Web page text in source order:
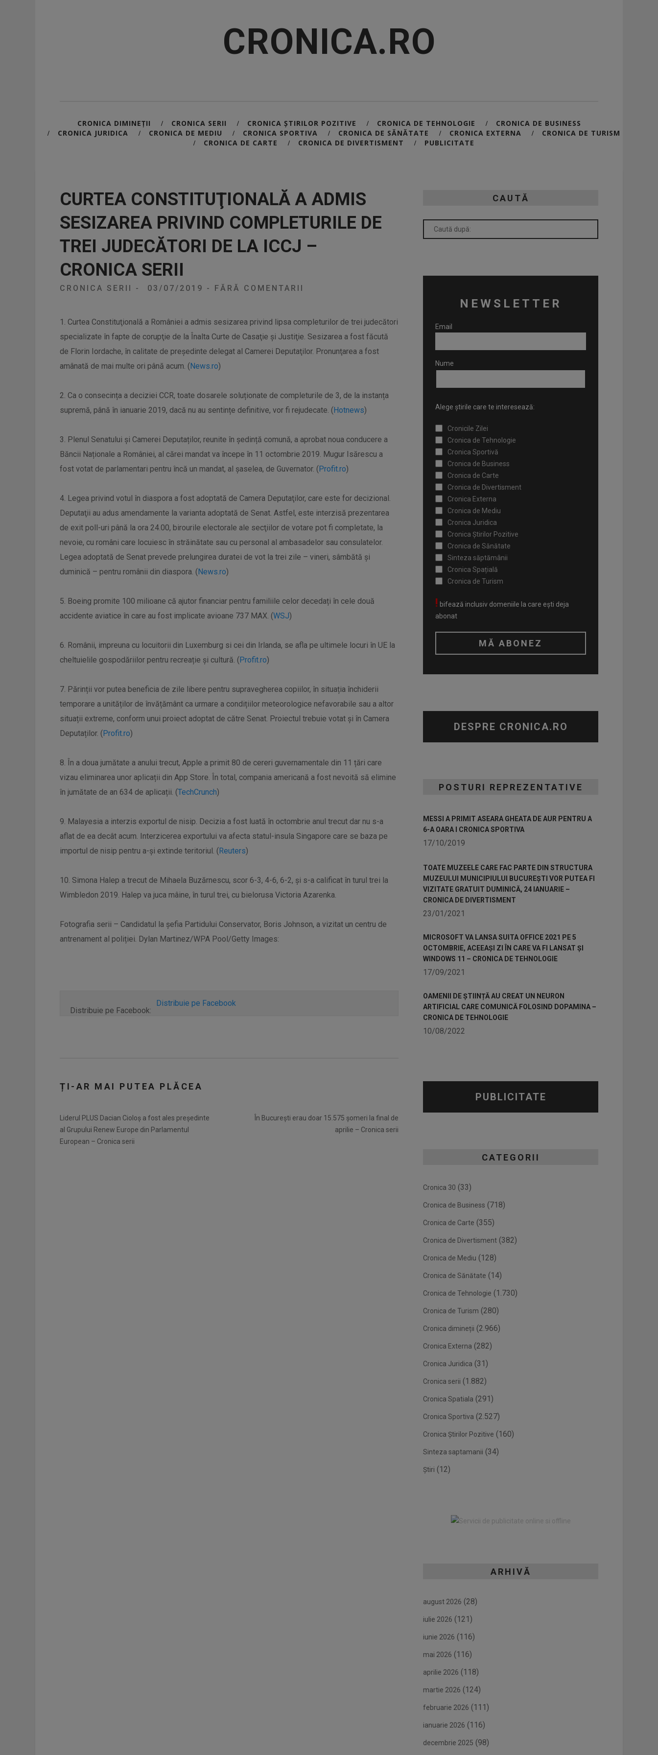
CRONICA.RO
CRONICA DIMINEȚII / CRONICA SERII / CRONICA ȘTIRILOR POZITIVE / CRONICA DE TEHNOLOGIE / CRONICA DE BUSINESS
/ CRONICA JURIDICA / CRONICA DE MEDIU / CRONICA SPORTIVA / CRONICA DE SĂNĂTATE / CRONICA EXTERNA / CRONICA DE TURISM
/ CRONICA DE CARTE / CRONICA DE DIVERTISMENT / PUBLICITATE
CURTEA CONSTITUŢIONALĂ A ADMIS
SESIZAREA PRIVIND COMPLETURILE DE
TREI JUDECĂTORI DE LA ICCJ –
CRONICA SERII
CRONICA SERII - 03/07/2019 - FĂRĂ COMENTARII
1. Curtea Constituţională a României a admis sesizarea privind lipsa completurilor de trei judecători
specializate în fapte de corupţie de la Înalta Curte de Casaţie şi Justiţie. Sesizarea a fost făcută
de Florin Iordache, în calitate de preşedinte delegat al Camerei Deputaţilor. Pronunţarea a fost
amânată de mai multe ori până acum. (News.ro)
2. Ca o consecința a deciziei CCR, toate dosarele soluționate de completurile de 3, de la instanța
supremă, până în ianuarie 2019, dacă nu au sentințe definitive, vor fi rejudecate. (Hotnews)
3. Plenul Senatului și Camerei Deputaților, reunite în ședință comună, a aprobat noua conducere a
Băncii Naționale a României, al cărei mandat va începe în 11 octombrie 2019. Mugur Isărescu a
fost votat de parlamentari pentru încă un mandat, al șaselea, de Guvernator. (Profit.ro)
4. Legea privind votul în diaspora a fost adoptată de Camera Deputaţilor, care este for decizional.
Deputaţii au adus amendamente la varianta adoptată de Senat. Astfel, este interzisă prezentarea
de exit poll-uri până la ora 24.00, birourile electorale ale secţiilor de votare pot fi completate, la
nevoie, cu români care locuiesc în străinătate sau cu personal al ambasadelor sau consulatelor.
Legea adoptată de Senat prevede prelungirea duratei de vot la trei zile – vineri, sâmbătă şi
duminică – pentru românii din diaspora. (News.ro)
5. Boeing promite 100 milioane că ajutor financiar pentru familiile celor decedați în cele două
accidente aviatice în care au fost implicate avioane 737 MAX. (WSJ)
6. Românii, impreuna cu locuitorii din Luxemburg si cei din Irlanda, se afla pe ultimele locuri în UE la
cheltuielile gospodăriilor pentru recreație și cultură. (Profit.ro)
7. Părinții vor putea beneficia de zile libere pentru supravegherea copiilor, în situația închiderii
temporare a unităților de învățământ ca urmare a condițiilor meteorologice nefavorabile sau a altor
situații extreme, conform unui proiect adoptat de către Senat. Proiectul trebuie votat și în Camera
Deputaților. (Profit.ro)
8. În a doua jumătate a anului trecut, Apple a primit 80 de cereri guvernamentale din 11 țări care
vizau eliminarea unor aplicații din App Store. În total, compania americană a fost nevoită să elimine
în jumătate de an 634 de aplicații. (TechCrunch)
9. Malayesia a interzis exportul de nisip. Decizia a fost luată în octombrie anul trecut dar nu s-a
aflat de ea decât acum. Interzicerea exportului va afecta statul-insula Singapore care se baza pe
importul de nisip pentru a-și extinde teritoriul. (Reuters)
10. Simona Halep a trecut de Mihaela Buzărnescu, scor 6-3, 4-6, 6-2, și s-a calificat în turul trei la
Wimbledon 2019. Halep va juca mâine, în turul trei, cu bielorusa Victoria Azarenka.
Fotografia serii – Candidatul la șefia Partidului Conservator, Boris Johnson, a vizitat un centru de
antrenament al poliției. Dylan Martinez/WPA Pool/Getty Images:
Distribuie pe Facebook:
Distribuie pe Facebook
ȚI-AR MAI PUTEA PLĂCEA
Liderul PLUS Dacian Cioloş a fost ales preşedinte
al Grupului Renew Europe din Parlamentul
European – Cronica serii
În București erau doar 15.575 șomeri la final de
aprilie – Cronica serii
CAUTĂ
NEWSLETTER
Email
Nume
Alege știrile care te interesează:
Cronicile Zilei
Cronica de Tehnologie
Cronica Sportivă
Cronica de Business
Cronica de Carte
Cronica de Divertisment
Cronica Externa
Cronica de Mediu
Cronica Juridica
Cronica Știrilor Pozitive
Cronica de Sănătate
Sinteza săptămânii
Cronica Spațială
Cronica de Turism
! bifează inclusiv domeniile la care ești deja
abonat
DESPRE CRONICA.RO
POSTURI REPREZENTATIVE
MESSI A PRIMIT ASEARA GHEATA DE AUR PENTRU A
6-A OARA I CRONICA SPORTIVA
17/10/2019
TOATE MUZEELE CARE FAC PARTE DIN STRUCTURA
MUZEULUI MUNICIPIULUI BUCUREȘTI VOR PUTEA FI
VIZITATE GRATUIT DUMINICĂ, 24 IANUARIE –
CRONICA DE DIVERTISMENT
23/01/2021
MICROSOFT VA LANSA SUITA OFFICE 2021 PE 5
OCTOMBRIE, ACEEAȘI ZI ÎN CARE VA FI LANSAT ȘI
WINDOWS 11 – CRONICA DE TEHNOLOGIE
17/09/2021
OAMENII DE ȘTIINȚĂ AU CREAT UN NEURON
ARTIFICIAL CARE COMUNICĂ FOLOSIND DOPAMINA –
CRONICA DE TEHNOLOGIE
10/08/2022
PUBLICITATE
CATEGORII
Cronica 30 (33)
Cronica de Business (718)
Cronica de Carte (355)
Cronica de Divertisment (382)
Cronica de Mediu (128)
Cronica de Sănătate (14)
Cronica de Tehnologie (1.730)
Cronica de Turism (280)
Cronica dimineții (2.966)
Cronica Externa (282)
Cronica Juridica (31)
Cronica serii (1.882)
Cronica Spatiala (291)
Cronica Sportiva (2.527)
Cronica Știrilor Pozitive (160)
Sinteza saptamanii (34)
Știri (12)
ARHIVĂ
august 2026 (28)
iulie 2026 (121)
iunie 2026 (116)
mai 2026 (116)
aprilie 2026 (118)
martie 2026 (124)
februarie 2026 (111)
ianuarie 2026 (116)
decembrie 2025 (98)